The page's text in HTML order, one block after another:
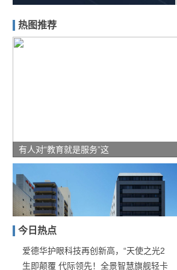
热图推荐
有人对“教育就是服务”这
今日热点
爱德华护眼科技再创新高，“天使之光2
生即颠覆 代际领先！全景智慧旗舰轻卡